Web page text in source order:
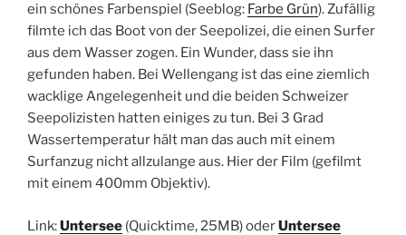
ein schönes Farbenspiel (Seeblog: Farbe Grün). Zufällig
filmte ich das Boot von der Seepolizei, die einen Surfer
aus dem Wasser zogen. Ein Wunder, dass sie ihn
gefunden haben. Bei Wellengang ist das eine ziemlich
wacklige Angelegenheit und die beiden Schweizer
Seepolizisten hatten einiges zu tun. Bei 3 Grad
Wassertemperatur hält man das auch mit einem
Surfanzug nicht allzulange aus. Hier der Film (gefilmt
mit einem 400mm Objektiv).
Link:Untersee (Quicktime, 25MB) oderUntersee